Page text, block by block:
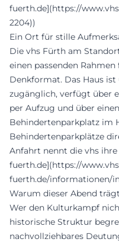
fuerth.de](https://
2204))
Ein Ort für stille
Die vhs Fürth am
einen passenden
Denkformat. Das Haus
zugänglich, verfügt über
per Aufzug und über
Behindertenparkplatz im
Behindertenparkplätze
Anfahrt nennt die vhs
fuerth.de](https://
fuerth.de/informationen/
Warum dieser Abend trägt
Wer den Kulturkampf
historische Struktur
nachvollziehbares